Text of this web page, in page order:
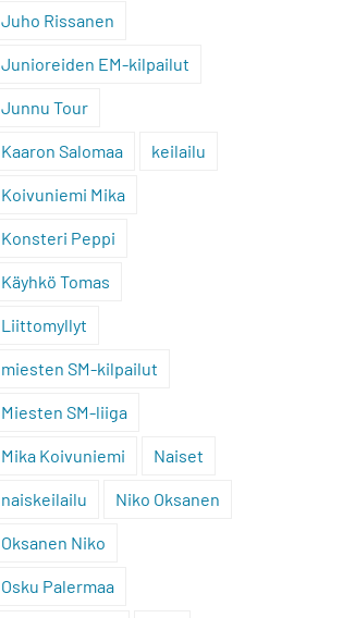
Juho Rissanen
Junioreiden EM-kilpailut
Junnu Tour
Kaaron Salomaa keilailu
Koivuniemi Mika
Konsteri Peppi
Käyhkö Tomas
Liittomyllyt
miesten SM-kilpailut
Miesten SM-liiga
Mika Koivuniemi Naiset
naiskeilailu Niko Oksanen
Oksanen Niko
Osku Palermaa